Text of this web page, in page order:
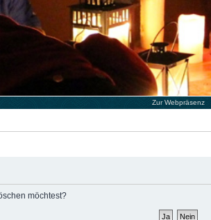
Zur Webpräsenz
möchtest?